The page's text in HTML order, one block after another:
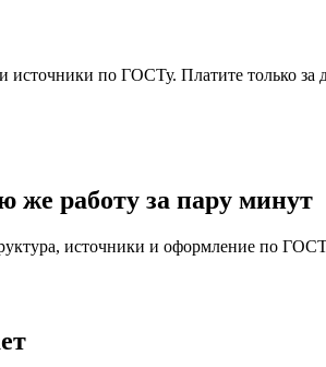
источники по ГОСТу. Платите только за
же работу за пару минут
источники и оформление по